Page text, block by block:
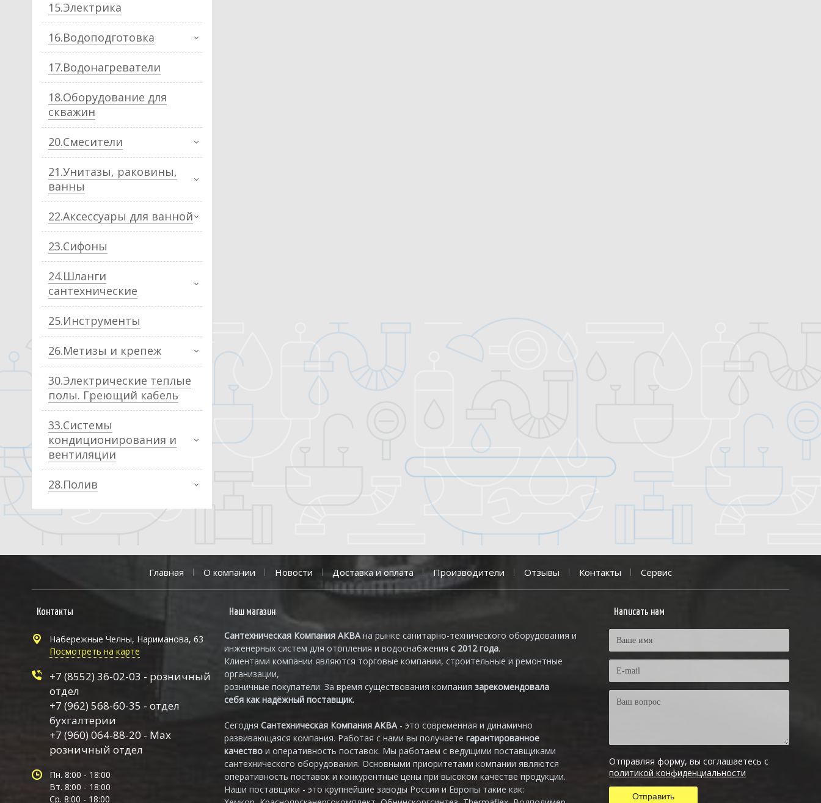
15.Электрика
16.Водоподготовка
17.Водонагреватели
18.Оборудование для
скважин
20.Смесители
21.Унитазы, раковины,
ванны
22.Аксессуары для ванной
23.Сифоны
24.Шланги
сантехнические
25.Инструменты
26.Метизы и крепеж
30.Электрические теплые
полы. Греющий кабель
33.Системы
кондиционирования и
вентиляции
28.Полив
Главная О компании Новости Доставка и оплата Производители Отзывы Контакты Сервис
Контакты
Набережные Челны, Нариманова, 63
Посмотреть на карте
+7 (8552) 36-02-03 - розничный
отдел
+7 (962) 568-60-35 - отдел
бухгалтерии
+7 (960) 064-88-20 - Max
розничный отдел
Пн. 8:00 - 18:00
Вт. 8:00 - 18:00
Ср. 8:00 - 18:00
Наш магазин
Сантехническая Компания АКВАна рынке санитарно-технического оборудования и
инженерных систем для отопления и водоснабжения с 2012 года.
Клиентами компании являются торговые компании, строительные и ремонтные
организации,
розничные покупатели. За время существования компания зарекомендовала
себя как надёжный поставщик.
Сегодня Сантехническая Компания АКВА - это современная и динамично
развивающаяся компания. Работая с нами вы получаете гарантированное
качество и оперативность поставок. Мы работаем с ведущими поставщиками
сантехнического оборудования. Основными приоритетами компании являются
оперативность поставок и конкурентные цены при высоком качестве продукции.
Наши поставщики - это крупнейшие заводы России и Европы такие как:
Написать нам
Отправляя форму, вы соглашаетесь с
политикой конфиденциальности